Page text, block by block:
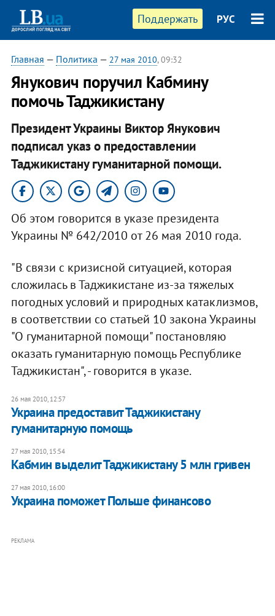
Поддержать РУС
Главная — Политика — 27 мая 2010, 09:32
Янукович поручил Кабмину
помочь Таджикистану
Президент Украины Виктор Янукович
подписал указ о предоставлении
Таджикистану гуманитарной помощи.
Об этом говорится в указе президента
Украины № 642/2010 от 26 мая 2010 года.
"В связи с кризисной ситуацией, которая
сложилась в Таджикистане из-за тяжелых
погодных условий и природных катаклизмов,
в соответствии со статьей 10 закона Украины
"О гуманитарной помощи" постановляю
оказать гуманитарную помощь Республике
Таджикистан", - говорится в указе.
26 мая 2010, 12:57
Украина предоставит Таджикистану
гуманитарную помощь
27 мая 2010, 15:54
Кабмин выделит Таджикистану 5 млн гривен
27 мая 2010, 16:00
Украина поможет Польше финансово
РЕКЛАМА